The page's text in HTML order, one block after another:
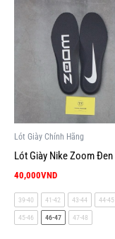
Lót Giày Chính Hãng
Lót Giày Nike Zoom Đen
40,000VND
có
thể
được
chọn
39-40 41-42 43-44 44-45
45-46 46-47 47-48